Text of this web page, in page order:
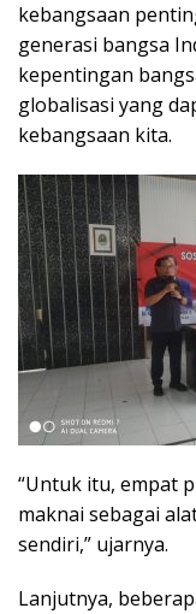
kebangsaan
generasi bangsa
kepentingan
globalisasi yang
kebangsaan kita.
“Untuk itu, empat
maknai sebagai
sendiri,” ujarnya.
Lanjutnya,